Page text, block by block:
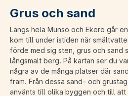
Grus och sand
Längs hela Munsö och Ekerö går
kom till under istiden när
förde med sig sten, grus och sand
långsmalt berg. På kartan ser du
några av de många platser där
fram. Från dessa sand- och
använts till olika byggen och till